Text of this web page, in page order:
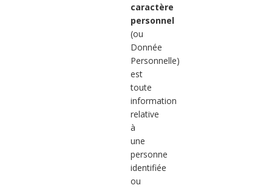
caractère
personnel
(ou
Donnée
Personnelle)
est
toute
information
relative
à
une
personne
identifiée
ou